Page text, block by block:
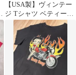
【USA製】ヴィンテー
ジ Tシャツ ベティー
XL 80s 90s